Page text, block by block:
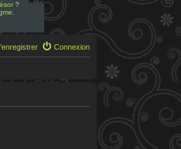
?
Connexion